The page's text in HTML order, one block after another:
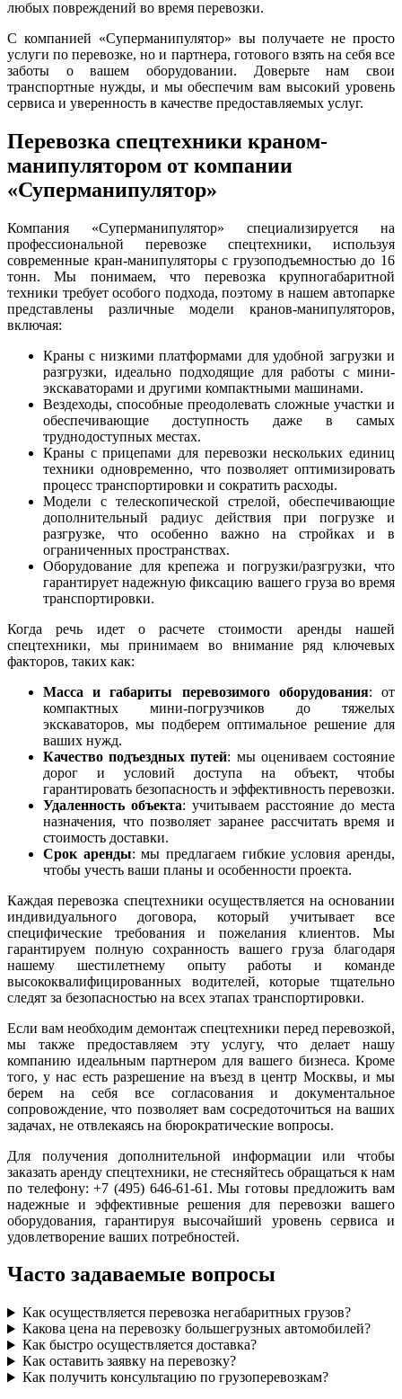
любых повреждений во время перевозки.
С компанией «Суперманипулятор» вы получаете не просто
услуги по перевозке, но и партнера, готового взять на себя все
заботы о вашем оборудовании. Доверьте нам свои
транспортные нужды, и мы обеспечим вам высокий уровень
сервиса и уверенность в качестве предоставляемых услуг.
Перевозка спецтехники краном-
манипулятором от компании
«Суперманипулятор»
Компания «Суперманипулятор» специализируется на
профессиональной перевозке спецтехники, используя
современные кран-манипуляторы с грузоподъемностью до 16
тонн. Мы понимаем, что перевозка крупногабаритной
техники требует особого подхода, поэтому в нашем автопарке
представлены различные модели кранов-манипуляторов,
включая:
Краны с низкими платформами для удобной загрузки и
разгрузки, идеально подходящие для работы с мини-
экскаваторами и другими компактными машинами.
Вездеходы, способные преодолевать сложные участки и
обеспечивающие доступность даже в самых
труднодоступных местах.
Краны с прицепами для перевозки нескольких единиц
техники одновременно, что позволяет оптимизировать
процесс транспортировки и сократить расходы.
Модели с телескопической стрелой, обеспечивающие
дополнительный радиус действия при погрузке и
разгрузке, что особенно важно на стройках и в
ограниченных пространствах.
Оборудование для крепежа и погрузки/разгрузки, что
гарантирует надежную фиксацию вашего груза во время
транспортировки.
Когда речь идет о расчете стоимости аренды нашей
спецтехники, мы принимаем во внимание ряд ключевых
факторов, таких как:
Масса и габариты перевозимого оборудования: от
компактных мини-погрузчиков до тяжелых
экскаваторов, мы подберем оптимальное решение для
ваших нужд.
Качество подъездных путей: мы оцениваем состояние
дорог и условий доступа на объект, чтобы
гарантировать безопасность и эффективность перевозки.
Удаленность объекта: учитываем расстояние до места
назначения, что позволяет заранее рассчитать время и
стоимость доставки.
Срок аренды: мы предлагаем гибкие условия аренды,
чтобы учесть ваши планы и особенности проекта.
Каждая перевозка спецтехники осуществляется на основании
индивидуального договора, который учитывает все
специфические требования и пожелания клиентов. Мы
гарантируем полную сохранность вашего груза благодаря
нашему шестилетнему опыту работы и команде
высококвалифицированных водителей, которые тщательно
следят за безопасностью на всех этапах транспортировки.
Если вам необходим демонтаж спецтехники перед перевозкой,
мы также предоставляем эту услугу, что делает нашу
компанию идеальным партнером для вашего бизнеса. Кроме
того, у нас есть разрешение на въезд в центр Москвы, и мы
берем на себя все согласования и документальное
сопровождение, что позволяет вам сосредоточиться на ваших
задачах, не отвлекаясь на бюрократические вопросы.
Для получения дополнительной информации или чтобы
заказать аренду спецтехники, не стесняйтесь обращаться к нам
по телефону: +7 (495) 646-61-61. Мы готовы предложить вам
надежные и эффективные решения для перевозки вашего
оборудования, гарантируя высочайший уровень сервиса и
удовлетворение ваших потребностей.
Часто задаваемые вопросы
Как осуществляется перевозка негабаритных грузов?
Какова цена на перевозку большегрузных автомобилей?
Как быстро осуществляется доставка?
Как оставить заявку на перевозку?
Как получить консультацию по грузоперевозкам?